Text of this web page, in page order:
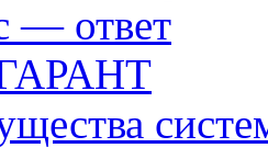
— ответ